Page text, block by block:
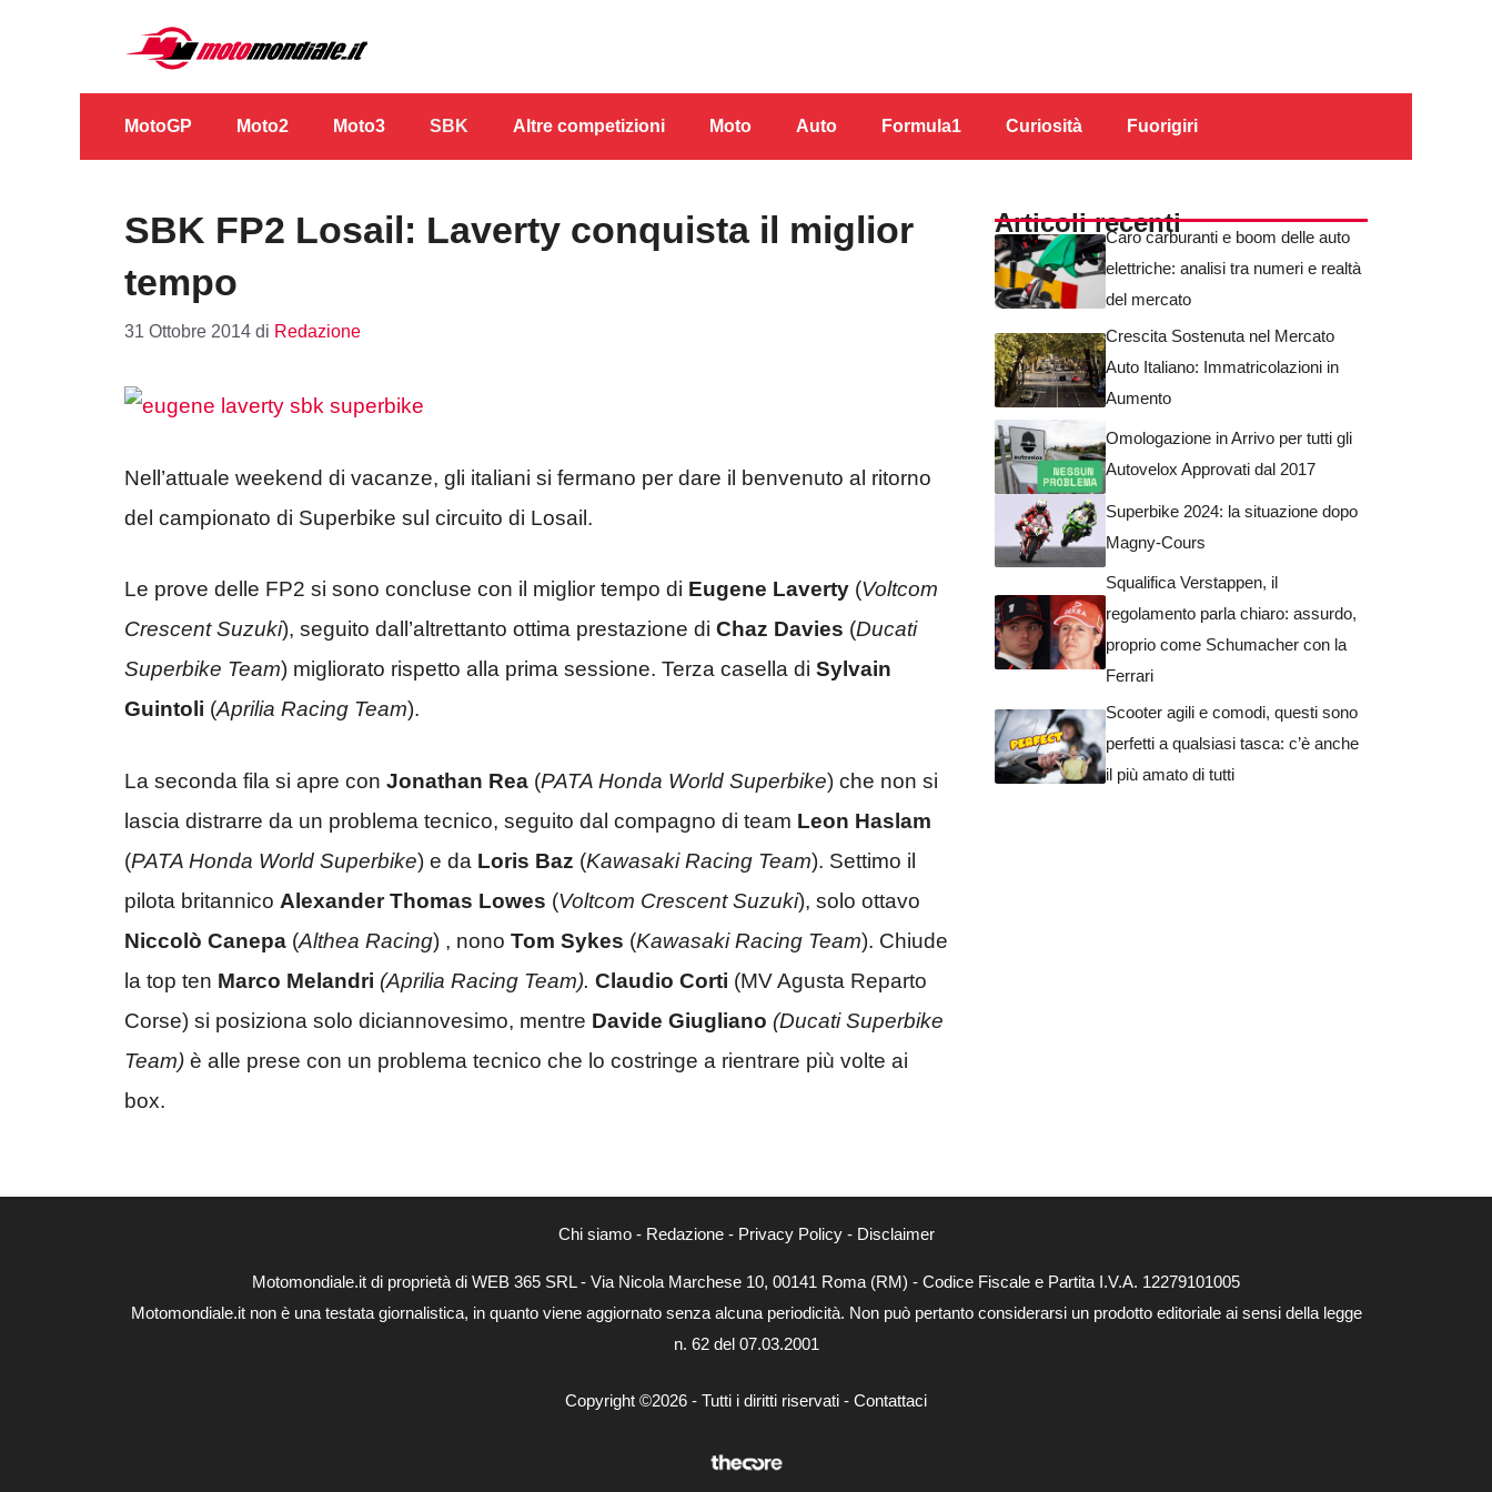
contenuto
MotoGP Moto2 Moto3 SBK Altre competizioni Moto Auto Formula1 Curiosità Fuorigiri
SBK FP2 Losail: Laverty conquista il miglior
tempo
31 Ottobre 2014 di Redazione
Nell’attuale weekend di vacanze, gli italiani si fermano per dare il benvenuto al ritorno
del campionato di Superbike sul circuito di Losail.
Le prove delle FP2 si sono concluse con il miglior tempo di Eugene Laverty (Voltcom
Crescent Suzuki), seguito dall’altrettanto ottima prestazione di Chaz Davies (Ducati
Superbike Team) migliorato rispetto alla prima sessione. Terza casella di Sylvain
Guintoli (Aprilia Racing Team).
La seconda fila si apre con Jonathan Rea (PATA Honda World Superbike) che non si
lascia distrarre da un problema tecnico, seguito dal compagno di team Leon Haslam
(PATA Honda World Superbike) e da Loris Baz (Kawasaki Racing Team). Settimo il
pilota britannico Alexander Thomas Lowes (Voltcom Crescent Suzuki), solo ottavo
Niccolò Canepa (Althea Racing) , nono Tom Sykes (Kawasaki Racing Team). Chiude
la top ten Marco Melandri (Aprilia Racing Team). Claudio Corti (MV Agusta Reparto
Corse) si posiziona solo diciannovesimo, mentre Davide Giugliano (Ducati Superbike
Team) è alle prese con un problema tecnico che lo costringe a rientrare più volte ai
box.
Articoli recentiCaro carburanti e boom delle auto
elettriche: analisi tra numeri e realtà
del mercato
Crescita Sostenuta nel Mercato
Auto Italiano: Immatricolazioni in
Aumento
Omologazione in Arrivo per tutti gli
Autovelox Approvati dal 2017
Superbike 2024: la situazione dopo
Magny-Cours
Squalifica Verstappen, il
regolamento parla chiaro: assurdo,
proprio come Schumacher con la
Ferrari
Scooter agili e comodi, questi sono
perfetti a qualsiasi tasca: c’è anche
il più amato di tutti
Chi siamo- Redazione- Privacy Policy- Disclaimer
Motomondiale.it di proprietà di WEB 365 SRL - Via Nicola Marchese 10, 00141 Roma (RM) - Codice Fiscale e Partita I.V.A. 12279101005
Motomondiale.it non è una testata giornalistica, in quanto viene aggiornato senza alcuna periodicità. Non può pertanto considerarsi un prodotto editoriale ai sensi della legge
n. 62 del 07.03.2001
Copyright ©2026 - Tutti i diritti riservati - Contattaci